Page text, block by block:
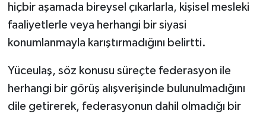
hiçbir aşamada bireysel çıkarlarla, kişisel mesleki
faaliyetlerle veya herhangi bir siyasi
konumlanmayla karıştırmadığını belirtti.
Yüceulaş, söz konusu süreçte federasyon ile
herhangi bir görüş alışverişinde bulunulmadığını
dile getirerek, federasyonun dahil olmadığı bir
SPOR
TATLISU
TEKNOLOJİ